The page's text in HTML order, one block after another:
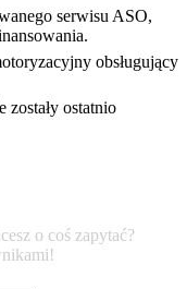
serwisu ASO,
obsługujący
zostały ostatnio
o coś zapytać?